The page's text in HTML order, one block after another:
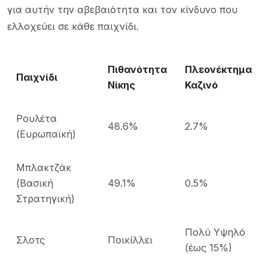
για αυτήν την αβεβαιότητα και τον κίνδυνο που
ελλοχεύει σε κάθε παιχνίδι.
Παιχνίδι
Πιθανότητα
Νίκης
Πλεονέκτημα
Καζινό
Ρουλέτα
(Ευρωπαϊκή)
48.6% 2.7%
Μπλακτζάκ
(Βασική
Στρατηγική)
49.1% 0.5%
Σλοτς Ποικίλλει
Πολύ Υψηλό
(έως 15%)